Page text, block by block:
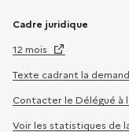
Cadre juridique
12 mois
Texte cadrant la
Contacter le Délégué à
Voir les statistiques de